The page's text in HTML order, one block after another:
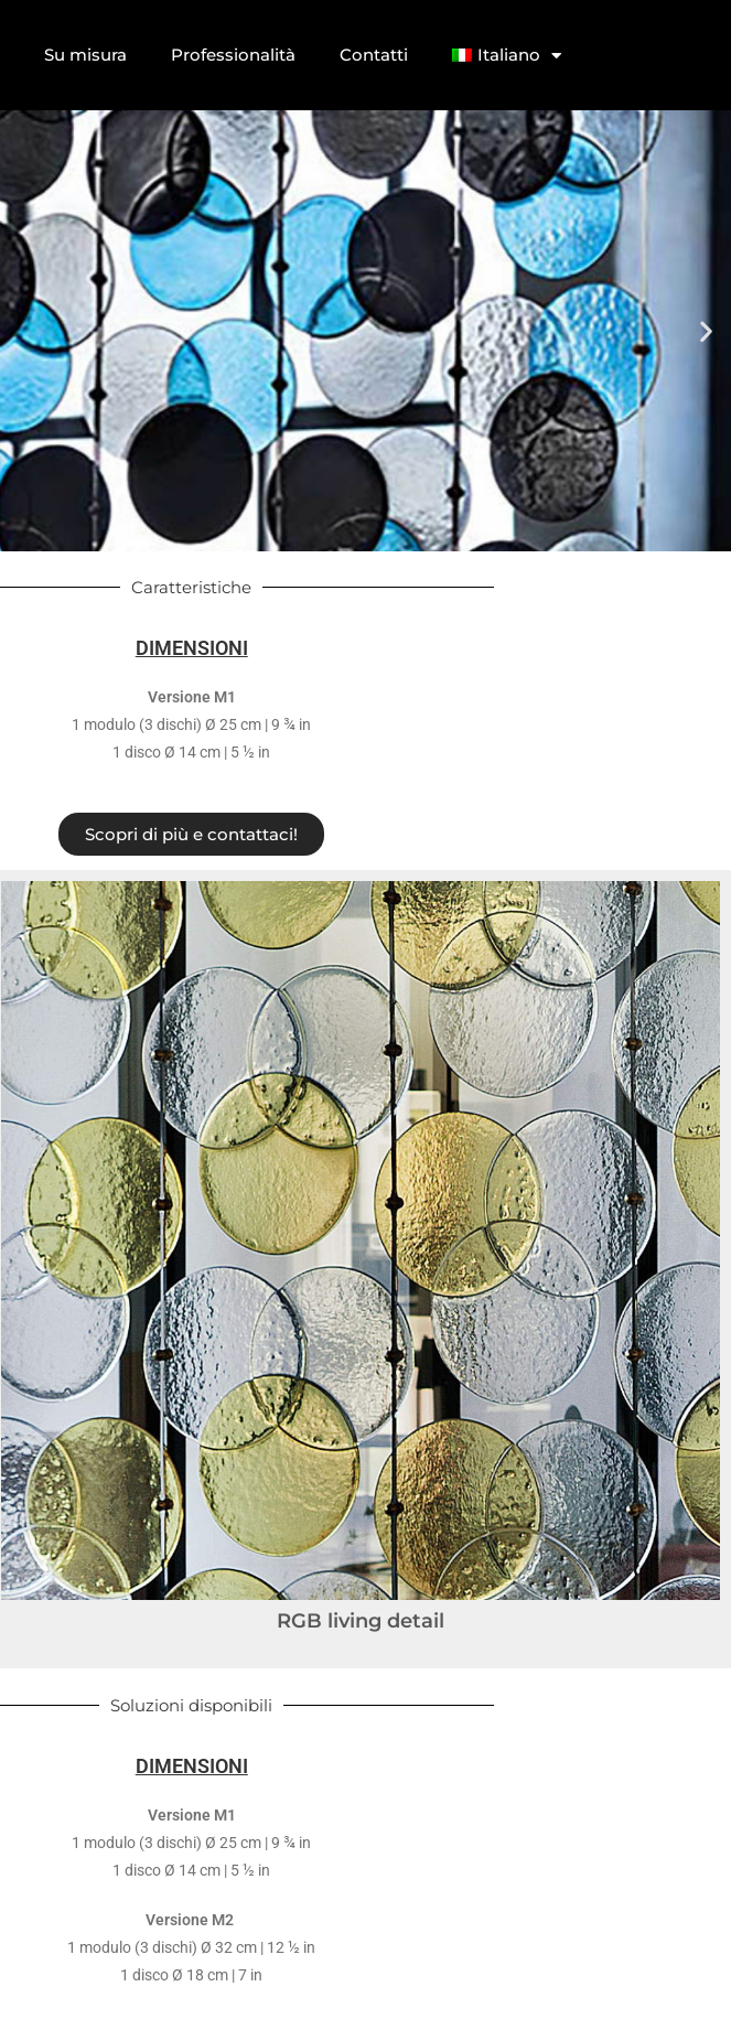
Su misura Professionalità Contatti Italiano
Caratteristiche
DIMENSIONI
Versione M1
1 modulo (3 dischi) Ø 25 cm | 9 ¾ in
1 disco Ø 14 cm | 5 ½ in
Scopri di più e contattaci!
RGB living detail
Soluzioni disponibili
DIMENSIONI
Versione M1
1 modulo (3 dischi) Ø 25 cm | 9 ¾ in
1 disco Ø 14 cm | 5 ½ in
Versione M2
1 modulo (3 dischi) Ø 32 cm | 12 ½ in
1 disco Ø 18 cm | 7 in